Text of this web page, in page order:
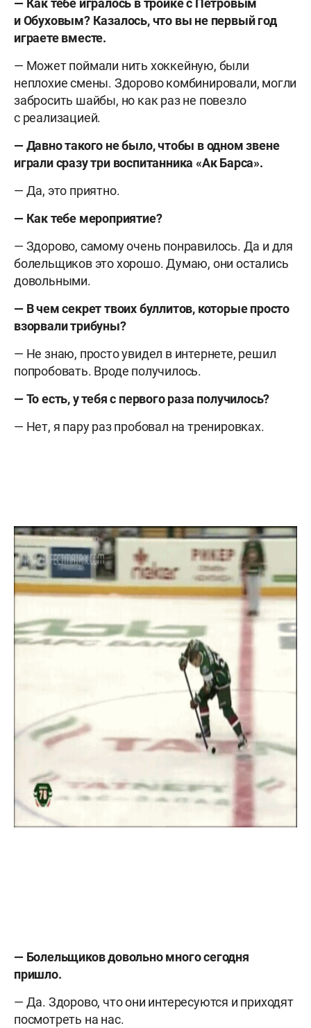
— Как тебе игралось в тройке с Петровым
и Обуховым? Казалось, что вы не первый год
играете вместе.
— Может поймали нить хоккейную, были
неплохие смены. Здорово комбинировали, могли
забросить шайбы, но как раз не повезло
с реализацией.
— Давно такого не было, чтобы в одном звене
играли сразу три воспитанника «Ак Барса».
— Да, это приятно.
— Как тебе мероприятие?
— Здорово, самому очень понравилось. Да и для
болельщиков это хорошо. Думаю, они остались
довольными.
— В чем секрет твоих буллитов, которые просто
взорвали трибуны?
— Не знаю, просто увидел в интернете, решил
попробовать. Вроде получилось.
— То есть, у тебя с первого раза получилось?
— Нет, я пару раз пробовал на тренировках.
— Болельщиков довольно много сегодня
пришло.
— Да. Здорово, что они интересуются и приходят
посмотреть на нас.